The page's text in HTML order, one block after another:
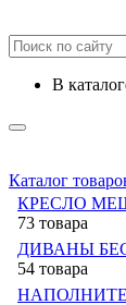
в
Каталог
КРЕСЛО
73 товара
ДИВАНЫ
54 товара